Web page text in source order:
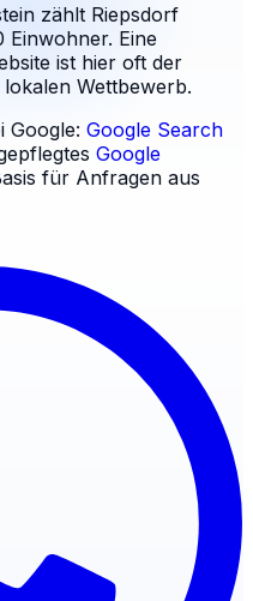
zählt Riepsdorf
Eine
ist hier oft der
Wettbewerb.
Google: Google Search
Google
für Anfragen aus